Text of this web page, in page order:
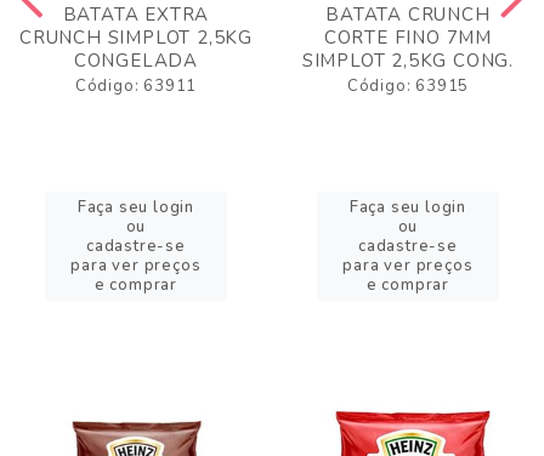
BATATA EXTRA
CRUNCH SIMPLOT 2,5KG
CONGELADA
Código: 63911
Faça seu login
ou
cadastre-se
para ver preços
e comprar
BATATA CRUNCH
CORTE FINO 7MM
SIMPLOT 2,5KG CONG.
Código: 63915
Faça seu login
ou
cadastre-se
para ver preços
e comprar